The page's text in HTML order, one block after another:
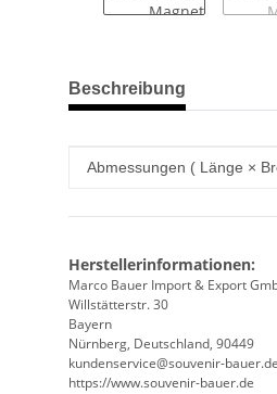
weitere Registerkarten
Beschreibung
Produkteigenschaft
Wert
Abmessungen ( Länge ×
Herstellerinformationen:
Marco Bauer Import & Export
Willstätterstr. 30
Bayern
Nürnberg, Deutschland, 90449
kundenservice@souvenir-bauer.de
https://www.souvenir-bauer.de